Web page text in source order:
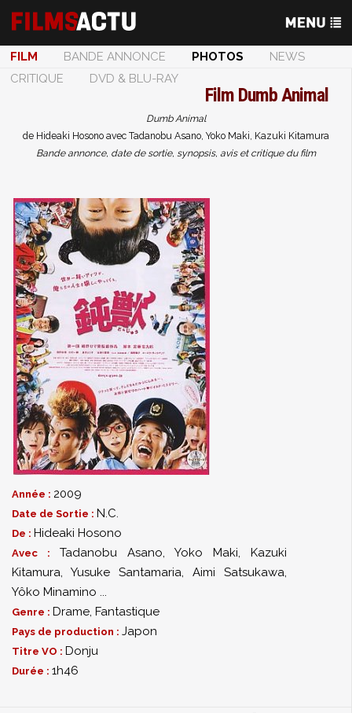
FILM BANDE ANNONCE PHOTOS
NEWS
CRITIQUE
DVD & BLU-RAY
Film Dumb Animal
Dumb Animal
de Hideaki Hosono avec Tadanobu Asano, Yoko Maki, Kazuki Kitamura
Bande annonce, date de sortie, synopsis, avis et critique du film
Année : 2009
Date de Sortie : N.C.
De : Hideaki Hosono
Avec : Tadanobu Asano, Yoko Maki, Kazuki
Kitamura, Yusuke Santamaria, Aimi Satsukawa,
Yôko Minamino ...
Genre : Drame, Fantastique
Pays de production : Japon
Titre VO : Donju
Durée : 1h46